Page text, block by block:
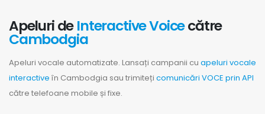
Apeluri deInteractive Voicecătre
Cambodgia
Apeluri vocale automatizate. Lansați campanii cu apeluri vocale
interactive în Cambodgia sau trimiteți comunicări VOCE prin API
către telefoane mobile și fixe.